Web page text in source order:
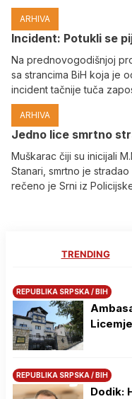
ARHIVA
Incident: Potukli se
Na prednovogodišnjoj
sa strancima BiH koja je
incident tačnije tuča
ARHIVA
Јedno lice smrtno
Muškarac čiji su inicijali
Stanari, smrtno je
rečeno je Srni iz
TRENDING
REPUBLIKA SRPSKA / BIH
REPUBLIKA SRPSKA / BIH
Dodik: